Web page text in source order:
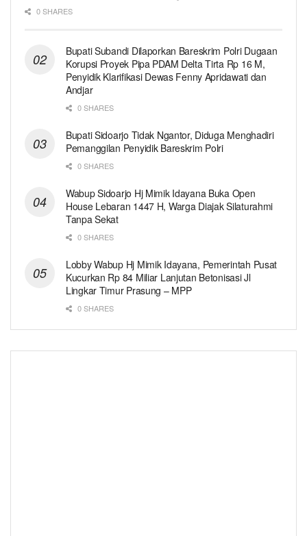
0 SHARES
Bupati Subandi Dilaporkan Bareskrim Polri Dugaan
Korupsi Proyek Pipa PDAM Delta Tirta Rp 16 M,
Penyidik Klarifikasi Dewas Fenny Apridawati dan
Andjar
0 SHARES
Bupati Sidoarjo Tidak Ngantor, Diduga Menghadiri
Pemanggilan Penyidik Bareskrim Polri
0 SHARES
Wabup Sidoarjo Hj Mimik Idayana Buka Open
House Lebaran 1447 H, Warga Diajak Silaturahmi
Tanpa Sekat
0 SHARES
Lobby Wabup Hj Mimik Idayana, Pemerintah Pusat
Kucurkan Rp 84 Miliar Lanjutan Betonisasi Jl
Lingkar Timur Prasung – MPP
0 SHARES